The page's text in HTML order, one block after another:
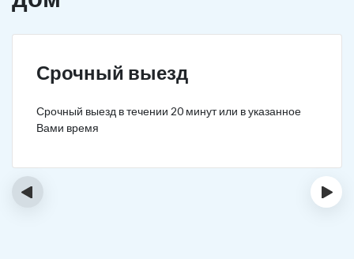
Срочный выезд
Срочный выезд в течении 20 минут или в указанное
Вами время
‹ ›